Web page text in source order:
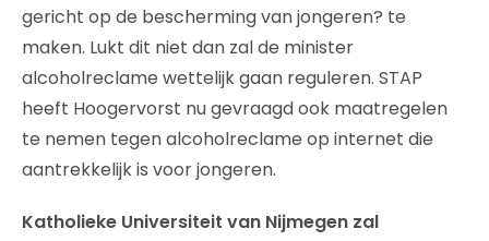
gericht op de bescherming van jongeren? te
maken. Lukt dit niet dan zal de minister
alcoholreclame wettelijk gaan reguleren. STAP
heeft Hoogervorst nu gevraagd ook maatregelen
te nemen tegen alcoholreclame op internet die
aantrekkelijk is voor jongeren.
Katholieke Universiteit van Nijmegen zal